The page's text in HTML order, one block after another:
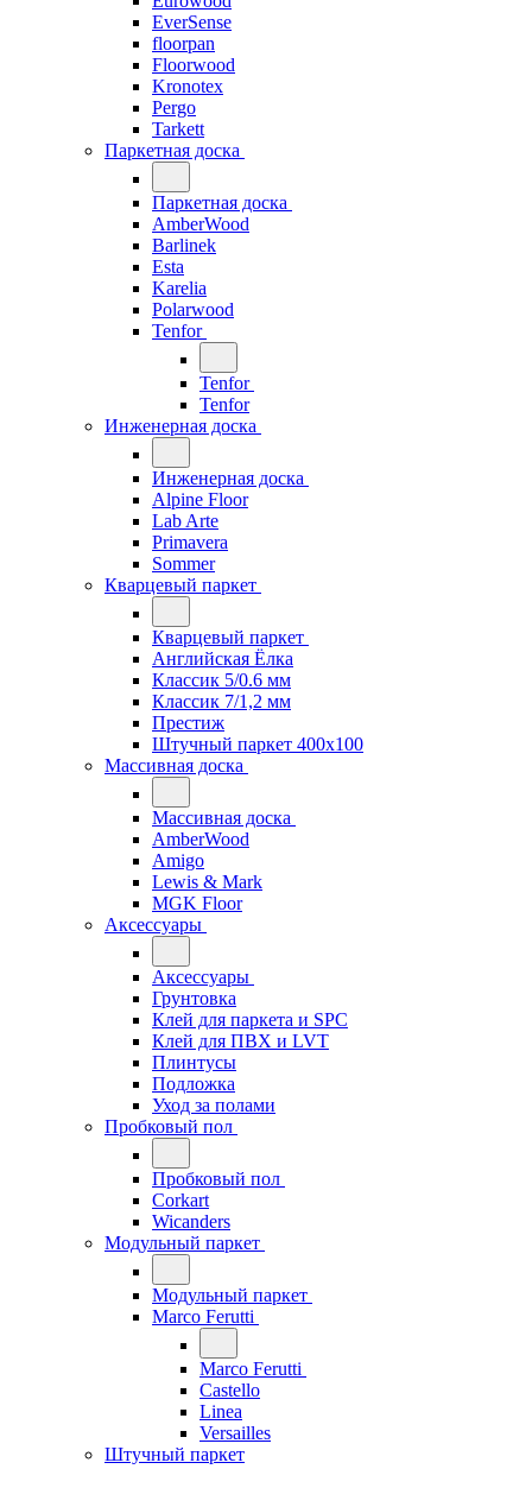
EverSense
floorpan
Floorwood
Kronotex
Pergo
Tarkett
Паркетная доска
Паркетная доска
AmberWood
Barlinek
Esta
Karelia
Polarwood
Tenfor
Tenfor
Tenfor
Инженерная доска
Инженерная доска
Alpine Floor
Lab Arte
Primavera
Sommer
Кварцевый паркет
Кварцевый паркет
Английская Ёлка
Классик 5/0.6 мм
Классик 7/1,2 мм
Престиж
Штучный паркет 400x100
Массивная доска
Массивная доска
AmberWood
Amigo
Lewis & Mark
MGK Floor
Аксессуары
Аксессуары
Грунтовка
Клей для паркета и SPC
Клей для ПВХ и LVT
Плинтусы
Подложка
Уход за полами
Пробковый пол
Пробковый пол
Corkart
Wicanders
Модульный паркет
Модульный паркет
Marco Ferutti
Marco Ferutti
Castello
Linea
Versailles
Штучный паркет